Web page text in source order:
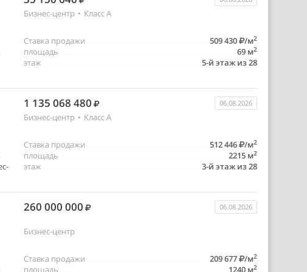
Бизнес-центр • Класс A
509 430 /м2
Ставка продажи
69 м2
площадь
5-й этаж из 28
этаж
06.08.2026
1 135 068 480
Бизнес-центр • Класс A
512 446 /м2
Ставка продажи
2215 м2
площадь
3-й этаж из 28
этаж
06.08.2026
260 000 000
Бизнес-центр
209 677 /м2
Ставка продажи
1240 м2
площадь